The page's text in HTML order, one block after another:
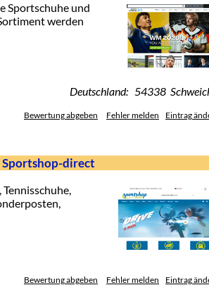
Sportschuhe und
werden
Deutschland: 54338
Bewertung abgeben Fehler melden Eintrag
Sportshop-direct
Bewertung abgeben Fehler melden Eintrag